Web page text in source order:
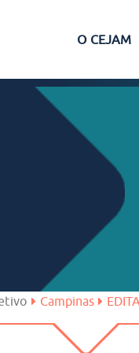
O CEJAM
de Vasconcelos
dos Campos
Campinas